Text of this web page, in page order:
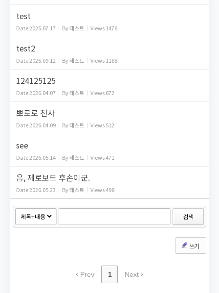
test
Date2025.07.17 By테스트 Views1476
test2
Date2025.09.12 By테스트 Views1188
124125125
Date2026.04.07 By테스트 Views672
뽀로로 천사
Date2026.04.09 By테스트 Views512
see
Date2026.05.14 By테스트 Views471
음, 제로보드 후손이군.
Date2026.05.23 By테스트 Views498
검색
쓰기
Prev 1 Next